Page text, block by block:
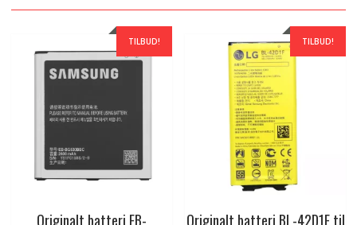
TILBUD!
Originalt batteri EB-
TILBUD!
Originalt batteri BL-42D1F til